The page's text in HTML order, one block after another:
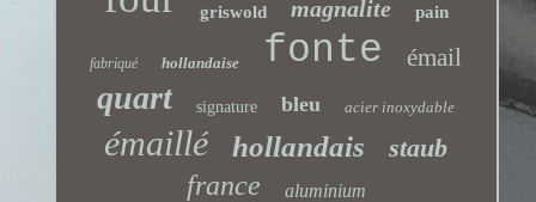
griswold magnalite pain
fabriqué hollandaise fonte émail
quart signature bleu acier inoxydable
émaillé hollandais staub
france aluminium